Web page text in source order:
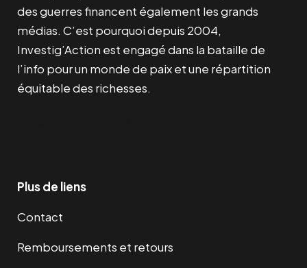
des guerres financent également les grands
médias. C’est pourquoi depuis 2004,
Investig’Action est engagé dans la bataille de
l’info pour un monde de paix et une répartition
équitable des richesses.
Plus de liens
Contact
Remboursements et retours